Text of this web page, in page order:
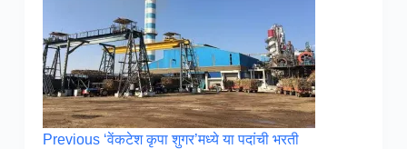
Previous ‘वेंकटेश कृपा शुगर’मध्ये या पदांची भरती